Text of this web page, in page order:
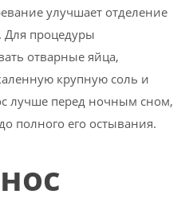
улучшает отделение
Для процедуры
отварные яйца,
крупную соль и
лучше перед ночным сном,
полного его остывания.